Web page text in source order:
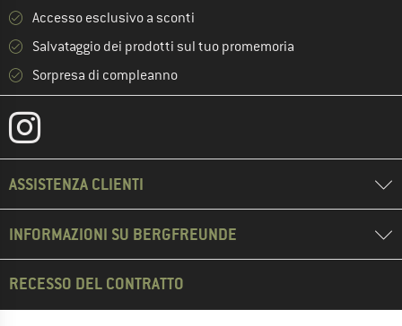
Accesso esclusivo a sconti
Salvataggio dei prodotti sul tuo promemoria
Sorpresa di compleanno
ASSISTENZA CLIENTI
INFORMAZIONI SU BERGFREUNDE
RECESSO DEL CONTRATTO